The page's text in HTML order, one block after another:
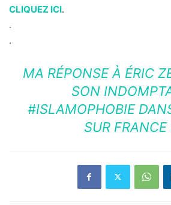
CLIQUEZ ICI.
.
.
MA RÉPONSE À ÉRIC
SON
#ISLAMOPHOBIE
SUR FRANCE